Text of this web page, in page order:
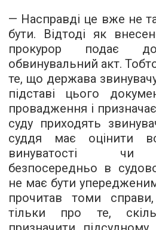
— Насправді це вже не
бути. Відтоді як
прокурор подає
обвинувальний акт.
те, що держава
підставі цього
провадження і
суду приходять
суддя має оцінити
винуватості чи
безпосередньо в
не має бути
прочитав томи
тільки про те,